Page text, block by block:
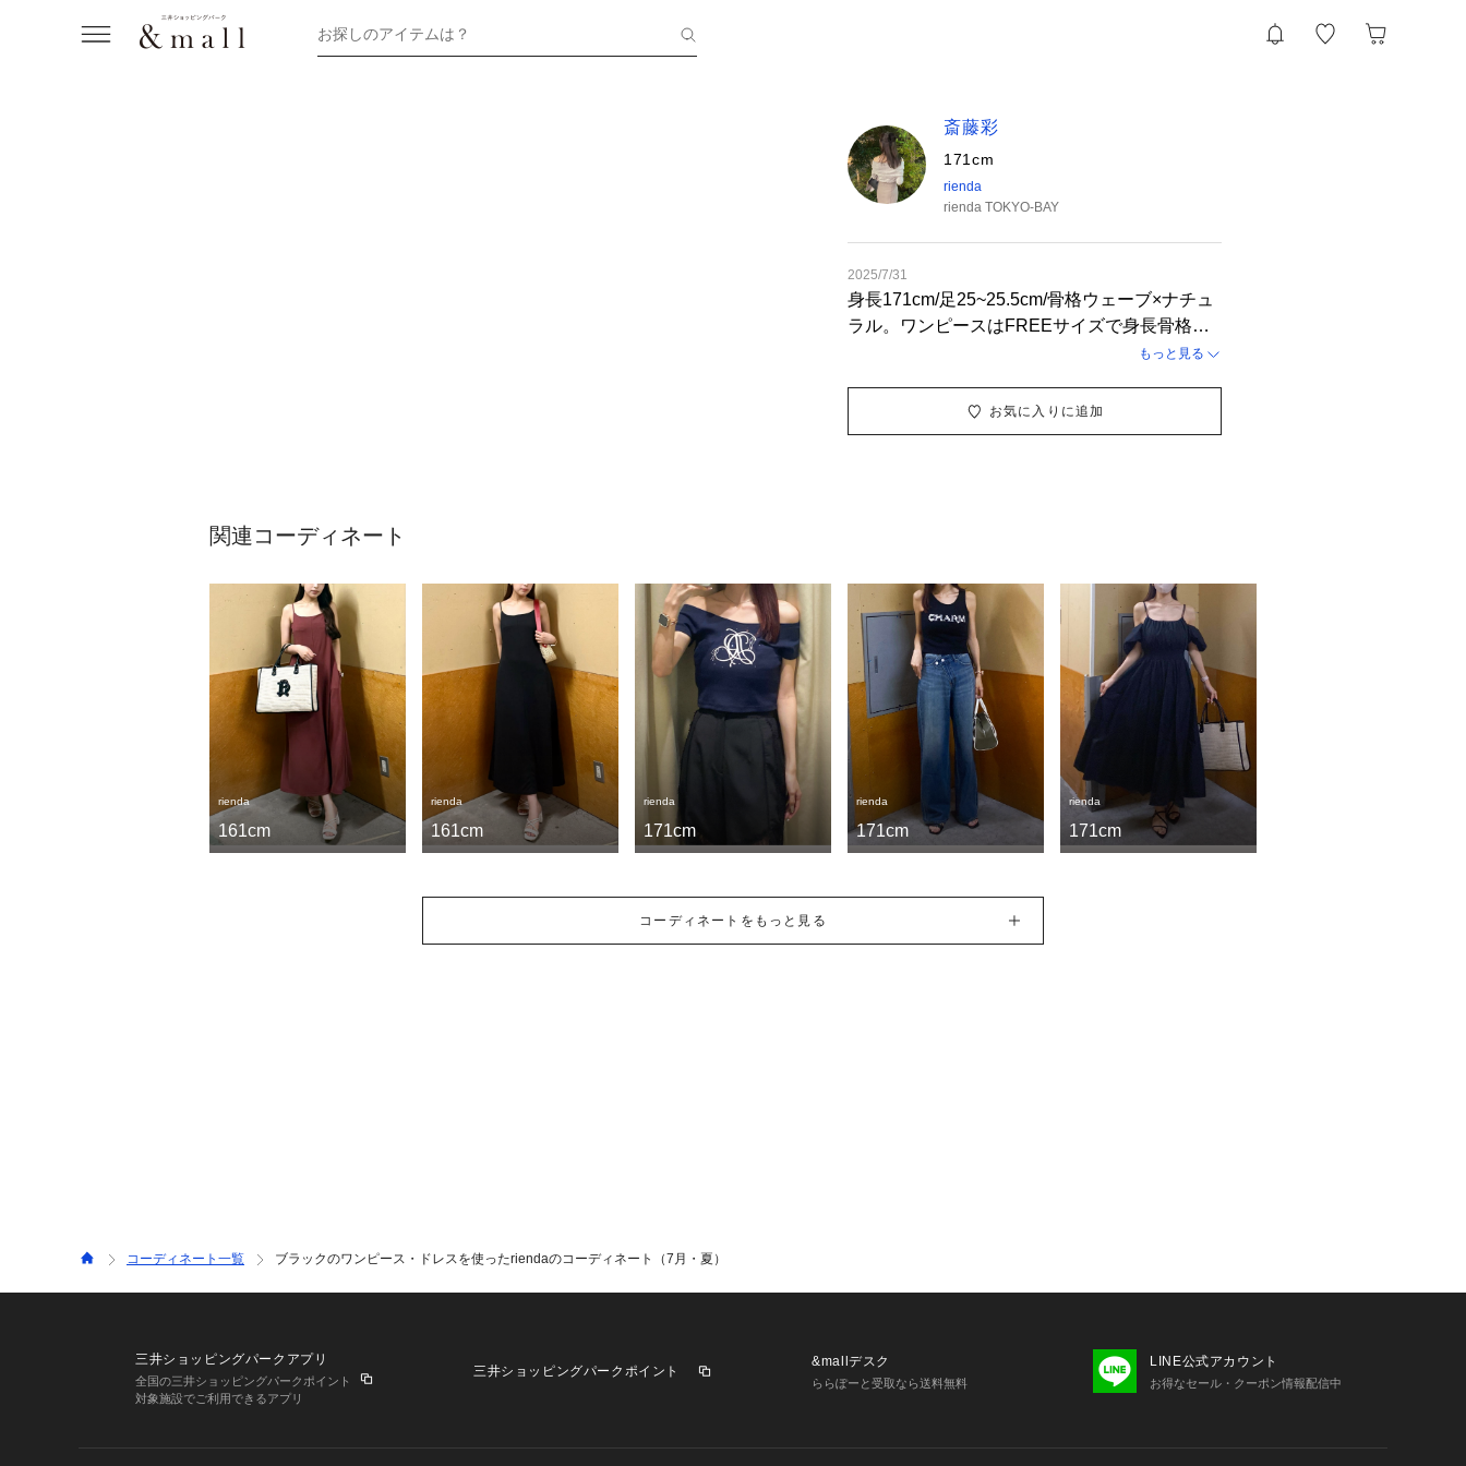
お探しのアイテムは？
斎藤彩
171cm
rienda
rienda TOKYO-BAY
2025/7/31
身長171cm/足25~25.5cm/骨格ウェーブ×ナチュ
ラル。ワンピースはFREEサイズで身長骨格問
わず着やすいお作りです🌼カップ付きインナー
す！丈は私の身長でも、普通のワンピースのM
サイズくらいでした✨
もっと見る
お気に入りに追加
関連コーディネート
rienda
161cm
rienda
161cm
rienda
171cm
rienda
171cm
rienda
171cm
コーディネートをもっと見る
コーディネート一覧 ブラックのワンピース・ドレスを使ったriendaのコーディネート（7月・夏）
三井ショッピングパークアプリ
全国の三井ショッピングパークポイント
対象施設でご利用できるアプリ
三井ショッピングパークポイント
&mallデスク
ららぽーと受取なら送料無料
LINE公式アカウント
お得なセール・クーポン情報配信中